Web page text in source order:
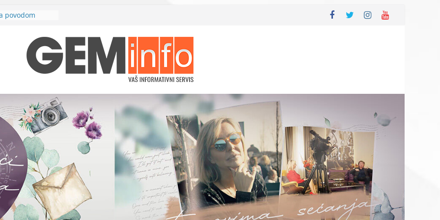
povodom
rotornog
električne
u petak, 26.
Jedna šansa